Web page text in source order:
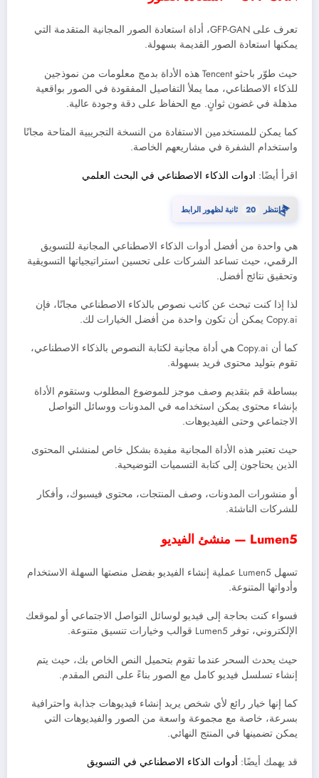
تعرف على GFP-GAN، أداة استعادة الصور المجانية المتقدمة التي
يمكنها استعادة الصور القديمة بسهولة.
حيث طوّر باحثو Tencent هذه الأداة بدمج معلومات من نموذجين
للذكاء الاصطناعي، مما يملأ التفاصيل المفقودة في الصور بواقعية
مذهلة في غضون ثوانٍ. مع الحفاظ على دقة وجودة عالية.
كما يمكن للمستخدمين الاستفادة من النسخة التجريبية المتاحة مجانًا
واستخدام الشفرة في مشاريعهم الخاصة.
اقرأ أيضًا: ادوات الذكاء الاصطناعي في البحث العلمي
⏳انتظر 20 ثانية لظهور الرابط
هي واحدة من أفضل أدوات الذكاء الاصطناعي المجانية للتسويق
الرقمي، حيث تساعد الشركات على تحسين استراتيجياتها التسويقية
وتحقيق نتائج أفضل.
لذا إذا كنت تبحث عن كاتب نصوص بالذكاء الاصطناعي مجانًا، فإن
Copy.ai يمكن أن تكون واحدة من أفضل الخيارات لك.
كما أن Copy.ai هي أداة مجانية لكتابة النصوص بالذكاء الاصطناعي،
تقوم بتوليد محتوى فريد بسهولة.
ببساطة قم بتقديم وصف موجز للموضوع المطلوب وستقوم الأداة
بإنشاء محتوى يمكن استخدامه في المدونات ووسائل التواصل
الاجتماعي وحتى الفيديوهات.
حيث تعتبر هذه الأداة المجانية مفيدة بشكل خاص لمنشئي المحتوى
الذين يحتاجون إلى كتابة التسميات التوضيحية.
أو منشورات المدونات، وصف المنتجات، محتوى فيسبوك، وأفكار
للشركات الناشئة.
Lumen5 — منشئ الفيديو
تسهل Lumen5 عملية إنشاء الفيديو بفضل منصتها السهلة الاستخدام
وأدواتها المتنوعة.
فسواء كنت بحاجة إلى فيديو لوسائل التواصل الاجتماعي أو لموقعك
الإلكتروني، توفر Lumen5 قوالب وخيارات تنسيق متنوعة.
حيث يحدث السحر عندما تقوم بتحميل النص الخاص بك، حيث يتم
إنشاء تسلسل فيديو كامل مع الصور بناءً على النص المقدم.
كما إنها خيار رائع لأي شخص يريد إنشاء فيديوهات جذابة واحترافية
بسرعة، خاصة مع مجموعة واسعة من الصور والفيديوهات التي
يمكن تضمينها في المنتج النهائي.
قد يهمك أيضًا: أدوات الذكاء الاصطناعي في التسويق